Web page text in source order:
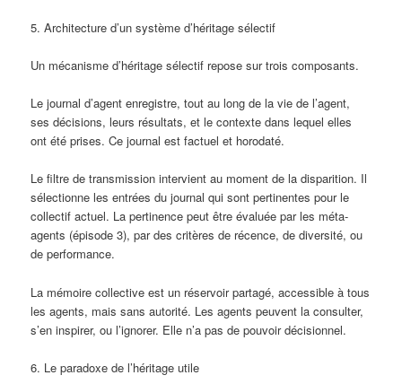
5. Architecture d’un système d’héritage sélectif
Un mécanisme d’héritage sélectif repose sur trois composants.
Le journal d’agent enregistre, tout au long de la vie de l’agent,
ses décisions, leurs résultats, et le contexte dans lequel elles
ont été prises. Ce journal est factuel et horodaté.
Le filtre de transmission intervient au moment de la disparition. Il
sélectionne les entrées du journal qui sont pertinentes pour le
collectif actuel. La pertinence peut être évaluée par les méta-
agents (épisode 3), par des critères de récence, de diversité, ou
de performance.
La mémoire collective est un réservoir partagé, accessible à tous
les agents, mais sans autorité. Les agents peuvent la consulter,
s’en inspirer, ou l’ignorer. Elle n’a pas de pouvoir décisionnel.
6. Le paradoxe de l’héritage utile